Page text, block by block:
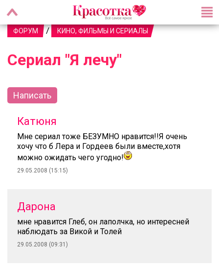
ФОРУМ / КИНО, ФИЛЬМЫ И СЕРИАЛЫ
Сериал "Я лечу"
Написать
Катюня
Мне сериал тоже БЕЗУМНО нравится!!Я очень
хочу что б Лера и Гордеев были вместе,хотя
можно ожидать чего угодно!
29.05.2008 (15:15)
Дарона
мне нравится Глеб, он лаполчка, но интересней
наблюдать за Викой и Толей
29.05.2008 (09:31)